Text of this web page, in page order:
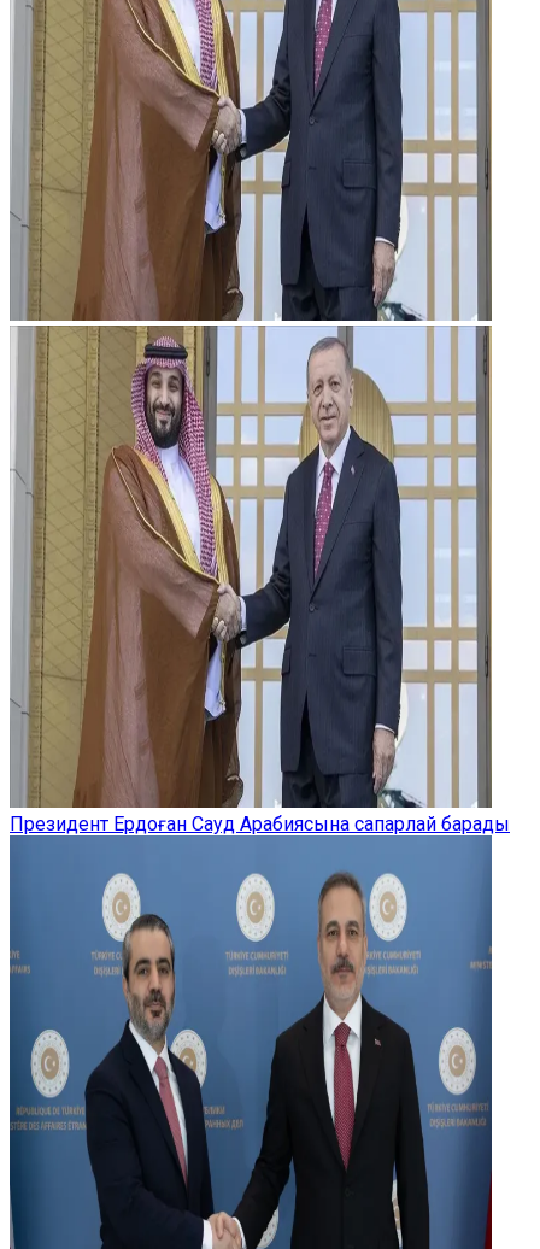
Президент Ердоған Сауд Арабиясына сапарлай барады